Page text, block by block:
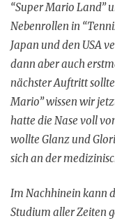
“Super Mario Land”
Nebenrollen in
Japan und den USA
dann aber auch
nächster Auftritt
Mario” wissen wir
hatte die Nase voll
wollte Glanz und
sich an der
Im Nachhinein kann
Studium aller Zeiten